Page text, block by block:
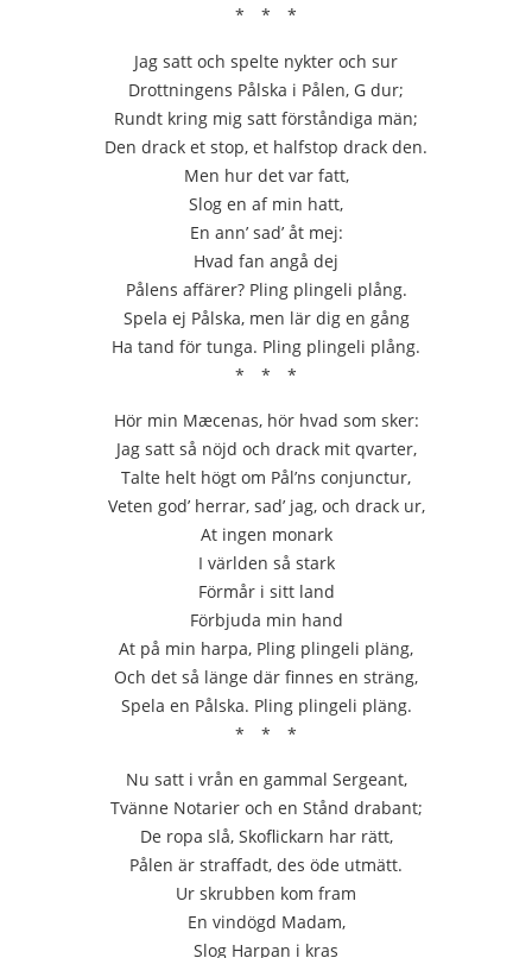
* * *
Jag satt och spelte nykter och sur
Drottningens Pålska i Pålen, G dur;
Rundt kring mig satt förståndiga män;
Den drack et stop, et halfstop drack den.
Men hur det var fatt,
Slog en af min hatt,
En ann’ sad’ åt mej:
Hvad fan angå dej
Pålens affärer? Pling plingeli plång.
Spela ej Pålska, men lär dig en gång
Ha tand för tunga. Pling plingeli plång.
* * *
Hör min Mæcenas, hör hvad som sker:
Jag satt så nöjd och drack mit qvarter,
Talte helt högt om Pål’ns conjunctur,
Veten god’ herrar, sad’ jag, och drack ur,
At ingen monark
I världen så stark
Förmår i sitt land
Förbjuda min hand
At på min harpa, Pling plingeli pläng,
Och det så länge där finnes en sträng,
Spela en Pålska. Pling plingeli pläng.
* * *
Nu satt i vrån en gammal Sergeant,
Tvänne Notarier och en Stånd drabant;
De ropa slå, Skoflickarn har rätt,
Pålen är straffadt, des öde utmätt.
Ur skrubben kom fram
En vindögd Madam,
Slog Harpan i kras